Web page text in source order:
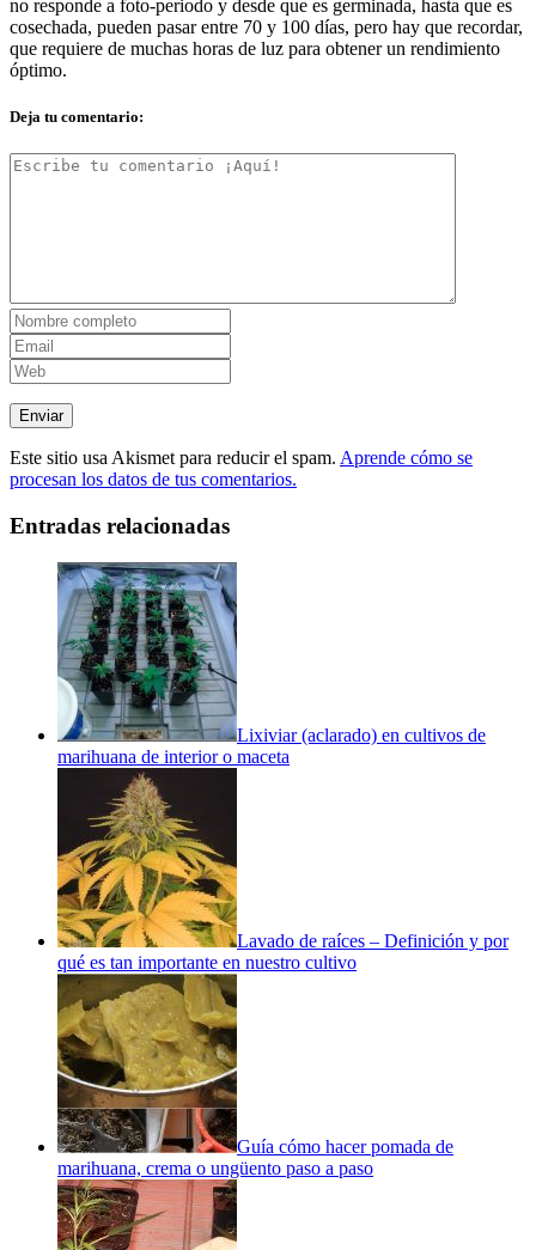
no responde a foto-periodo y desde que es germinada, hasta que es
cosechada, pueden pasar entre 70 y 100 días, pero hay que recordar,
que requiere de muchas horas de luz para obtener un rendimiento
óptimo.
Deja tu comentario:
Este sitio usa Akismet para reducir el spam. Aprende cómo se
procesan los datos de tus comentarios.
Entradas relacionadas
Lixiviar (aclarado) en cultivos de
marihuana de interior o maceta
Lavado de raíces – Definición y por
qué es tan importante en nuestro cultivo
Guía cómo hacer pomada de
marihuana, crema o ungüento paso a paso